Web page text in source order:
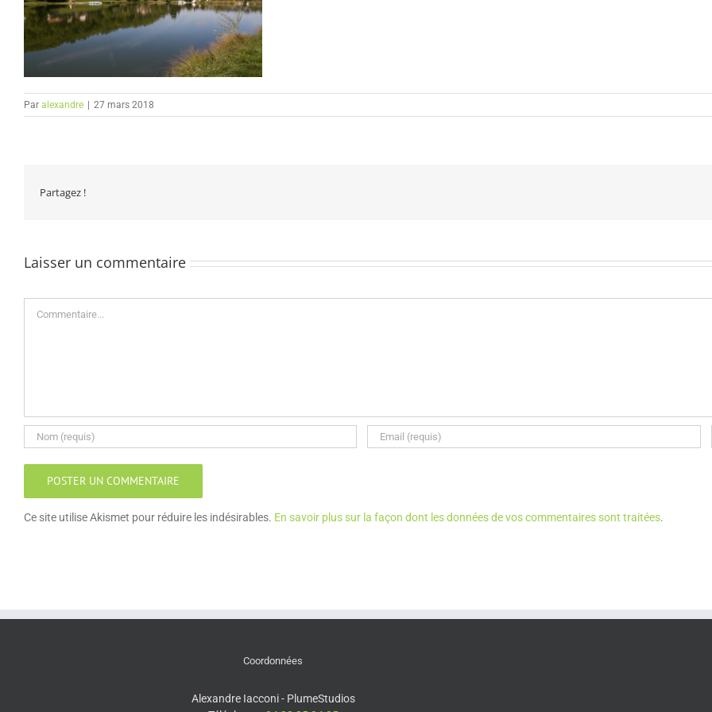
Par alexandre 27 mars 2018
Partagez !
Laisser un commentaire
Ce site utilise Akismet pour réduire les indésirables. En savoir plus sur la façon dont les données de vos commentaires sont traitées.
Coordonnées
Alexandre Iacconi - PlumeStudios